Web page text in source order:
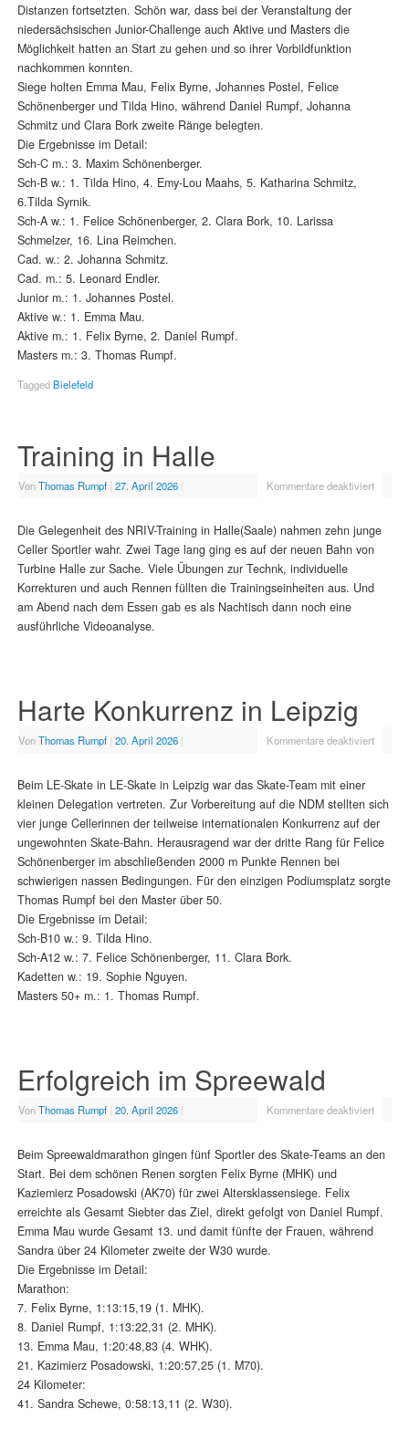
Distanzen fortsetzten. Schön war, dass bei der Veranstaltung der
niedersächsischen Junior-Challenge auch Aktive und Masters die
Möglichkeit hatten an Start zu gehen und so ihrer Vorbildfunktion
nachkommen konnten.
Siege holten Emma Mau, Felix Byrne, Johannes Postel, Felice
Schönenberger und Tilda Hino, während Daniel Rumpf, Johanna
Schmitz und Clara Bork zweite Ränge belegten.
Die Ergebnisse im Detail:
Sch-C m.: 3. Maxim Schönenberger.
Sch-B w.: 1. Tilda Hino, 4. Emy-Lou Maahs, 5. Katharina Schmitz,
6.Tilda Syrnik.
Sch-A w.: 1. Felice Schönenberger, 2. Clara Bork, 10. Larissa
Schmelzer, 16. Lina Reimchen.
Cad. w.: 2. Johanna Schmitz.
Cad. m.: 5. Leonard Endler.
Junior m.: 1. Johannes Postel.
Aktive w.: 1. Emma Mau.
Aktive m.: 1. Felix Byrne, 2. Daniel Rumpf.
Masters m.: 3. Thomas Rumpf.
TaggedBielefeld
Training in Halle
VonThomas Rumpf | 27. April 2026 | Kommentare deaktiviert
Die Gelegenheit des NRIV-Training in Halle(Saale) nahmen zehn junge
Celler Sportler wahr. Zwei Tage lang ging es auf der neuen Bahn von
Turbine Halle zur Sache. Viele Übungen zur Technk, individuelle
Korrekturen und auch Rennen füllten die Trainingseinheiten aus. Und
am Abend nach dem Essen gab es als Nachtisch dann noch eine
ausführliche Videoanalyse.
Harte Konkurrenz in Leipzig
VonThomas Rumpf | 20. April 2026 | Kommentare deaktiviert
Beim LE-Skate in LE-Skate in Leipzig war das Skate-Team mit einer
kleinen Delegation vertreten. Zur Vorbereitung auf die NDM stellten sich
vier junge Cellerinnen der teilweise internationalen Konkurrenz auf der
ungewohnten Skate-Bahn. Herausragend war der dritte Rang für Felice
Schönenberger im abschließenden 2000 m Punkte Rennen bei
schwierigen nassen Bedingungen. Für den einzigen Podiumsplatz sorgte
Thomas Rumpf bei den Master über 50.
Die Ergebnisse im Detail:
Sch-B10 w.: 9. Tilda Hino.
Sch-A12 w.: 7. Felice Schönenberger, 11. Clara Bork.
Kadetten w.: 19. Sophie Nguyen.
Masters 50+ m.: 1. Thomas Rumpf.
Erfolgreich im Spreewald
VonThomas Rumpf | 20. April 2026 | Kommentare deaktiviert
Beim Spreewaldmarathon gingen fünf Sportler des Skate-Teams an den
Start. Bei dem schönen Renen sorgten Felix Byrne (MHK) und
Kaziemierz Posadowski (AK70) für zwei Altersklassensiege. Felix
erreichte als Gesamt Siebter das Ziel, direkt gefolgt von Daniel Rumpf.
Emma Mau wurde Gesamt 13. und damit fünfte der Frauen, während
Sandra über 24 Kilometer zweite der W30 wurde.
Die Ergebnisse im Detail:
Marathon:
7. Felix Byrne, 1:13:15,19 (1. MHK).
8. Daniel Rumpf, 1:13:22,31 (2. MHK).
13. Emma Mau, 1:20:48,83 (4. WHK).
21. Kazimierz Posadowski, 1:20:57,25 (1. M70).
24 Kilometer:
41. Sandra Schewe, 0:58:13,11 (2. W30).